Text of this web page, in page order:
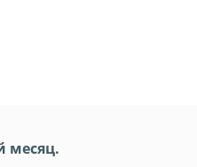
месяц.